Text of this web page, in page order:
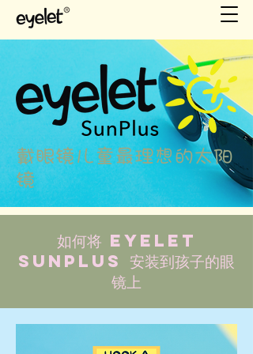
戴眼镜儿童最理想的太阳
镜
如何将 Eyelet
SunPlus 安装到孩子的眼
镜上